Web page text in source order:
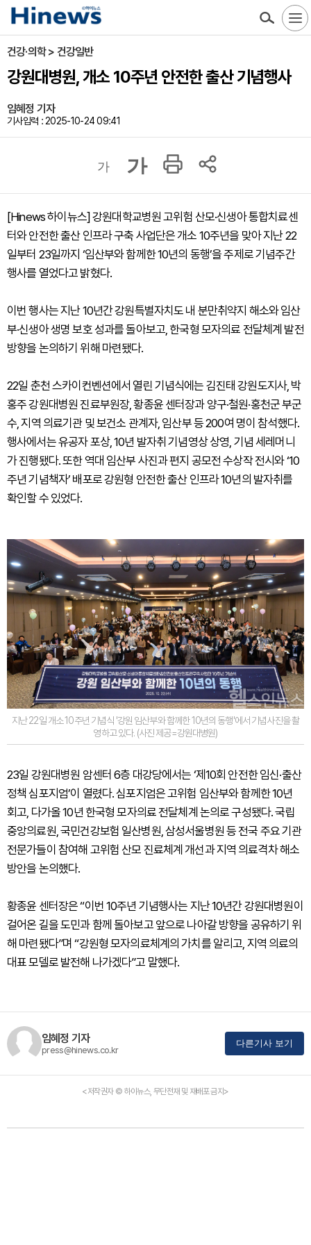
건강·의학 > 건강일반
강원대병원, 개소 10주년 안전한 출산 기념행사
임혜정 기자
기사입력 : 2025-10-24 09:41
가 가
[Hinews 하이뉴스] 강원대학교병원 고위험 산모·신생아 통합치료센
터와 안전한 출산 인프라 구축 사업단은 개소 10주년을 맞아 지난 22
일부터 23일까지 ‘임산부와 함께한 10년의 동행’을 주제로 기념주간
행사를 열었다고 밝혔다.
이번 행사는 지난 10년간 강원특별자치도 내 분만취약지 해소와 임산
부·신생아 생명 보호 성과를 돌아보고, 한국형 모자의료 전달체계 발전
방향을 논의하기 위해 마련됐다.
22일 춘천 스카이컨벤션에서 열린 기념식에는 김진태 강원도지사, 박
홍주 강원대병원 진료부원장, 황종윤 센터장과 양구·철원·홍천군 부군
수, 지역 의료기관 및 보건소 관계자, 임산부 등 200여 명이 참석했다.
행사에서는 유공자 포상, 10년 발자취 기념영상 상영, 기념 세레머니
가 진행됐다. 또한 역대 임산부 사진과 편지 공모전 수상작 전시와 ‘10
주년 기념책자’ 배포로 강원형 안전한 출산 인프라 10년의 발자취를
확인할 수 있었다.
지난 22일 개소 10주년 기념식 '강원 임산부와 함께한 10년의 동행'에서 기념사진을 촬
영하고 있다. (사진 제공=강원대병원)
23일 강원대병원 암센터 6층 대강당에서는 ‘제10회 안전한 임신·출산
정책 심포지엄’이 열렸다. 심포지엄은 고위험 임산부와 함께한 10년
회고, 다가올 10년 한국형 모자의료 전달체계 논의로 구성됐다. 국립
중앙의료원, 국민건강보험 일산병원, 삼성서울병원 등 전국 주요 기관
전문가들이 참여해 고위험 산모 진료체계 개선과 지역 의료격차 해소
방안을 논의했다.
황종윤 센터장은 “이번 10주년 기념행사는 지난 10년간 강원대병원이
걸어온 길을 도민과 함께 돌아보고 앞으로 나아갈 방향을 공유하기 위
해 마련됐다”며 “강원형 모자의료체계의 가치를 알리고, 지역 의료의
대표 모델로 발전해 나가겠다”고 말했다.
임혜정 기자
press@hinews.co.kr
다른기사 보기
<저작권자 © 하이뉴스, 무단전재 및 재배포 금지>